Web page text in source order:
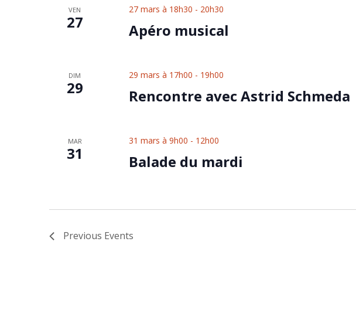
VEN
27
27 mars à 18h30 - 20h30
Apéro musical
DIM
29
29 mars à 17h00 - 19h00
Rencontre avec Astrid Schmeda
MAR
31
31 mars à 9h00 - 12h00
Balade du mardi
Previous Events